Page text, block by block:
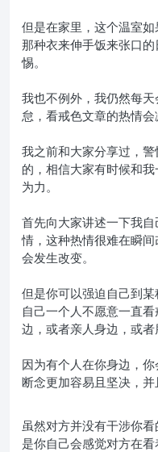
但是在家里，这个温室
那种衣来伸手饭来张口
惕。
我也不例外，我仍然每天
怠，看戒色文章的热情会
我之前和大家分享过，
的，相信大家有时候和
为力。
首先向大家讲述一下我
情，这种热情很难在瞬
会发生改变。
但是你可以强迫自己到
自己一个人不愿意一直
边，或者亲人身边，或者
因为有个人在你身边，
断念更加容易且坚决，并
虽然对方并没有干涉你
是你自己会感觉对方在看